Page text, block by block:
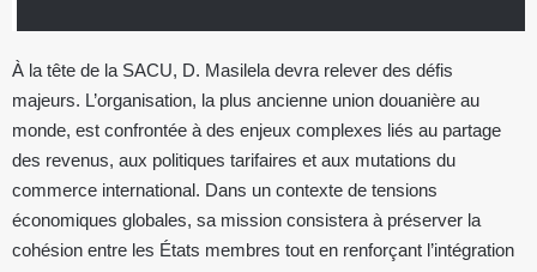
À la tête de la SACU, D. Masilela devra relever des défis
majeurs. L’organisation, la plus ancienne union douanière au
monde, est confrontée à des enjeux complexes liés au partage
des revenus, aux politiques tarifaires et aux mutations du
commerce international. Dans un contexte de tensions
économiques globales, sa mission consistera à préserver la
cohésion entre les États membres tout en renforçant l’intégration